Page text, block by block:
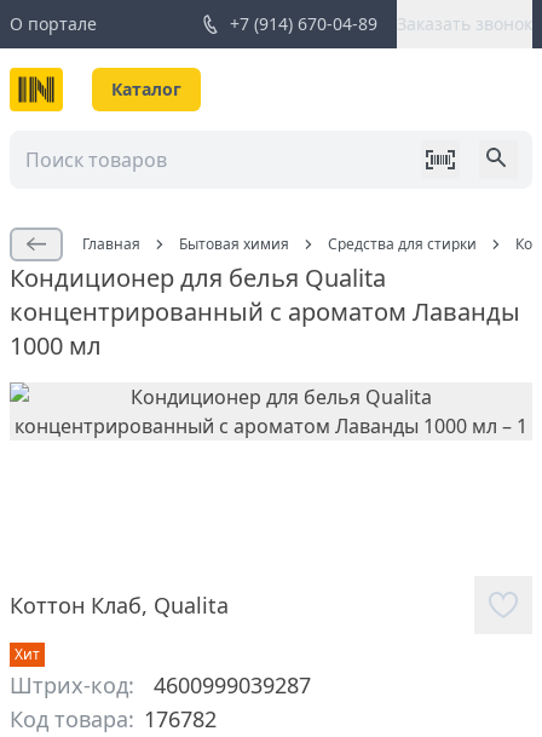
О портале +7 (914) 670-04-89 Заказать звонок
Каталог
Главная Бытовая химия Средства для стирки
Кондиционер для белья Qualita
концентрированный с ароматом Лаванды
1000 мл
Коттон Клаб, Qualita
Хит
Штрих-код:
4600999039287
Код товара: 176782